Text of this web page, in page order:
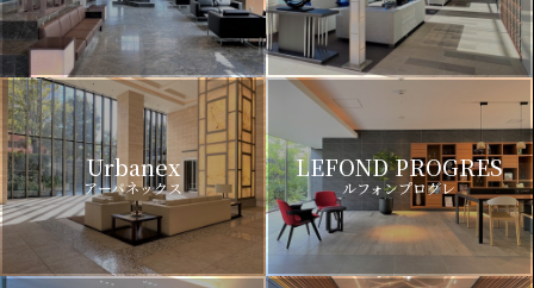
Urbanex
アーバネックス
LEFOND PROGRES
ルフォンプログレ